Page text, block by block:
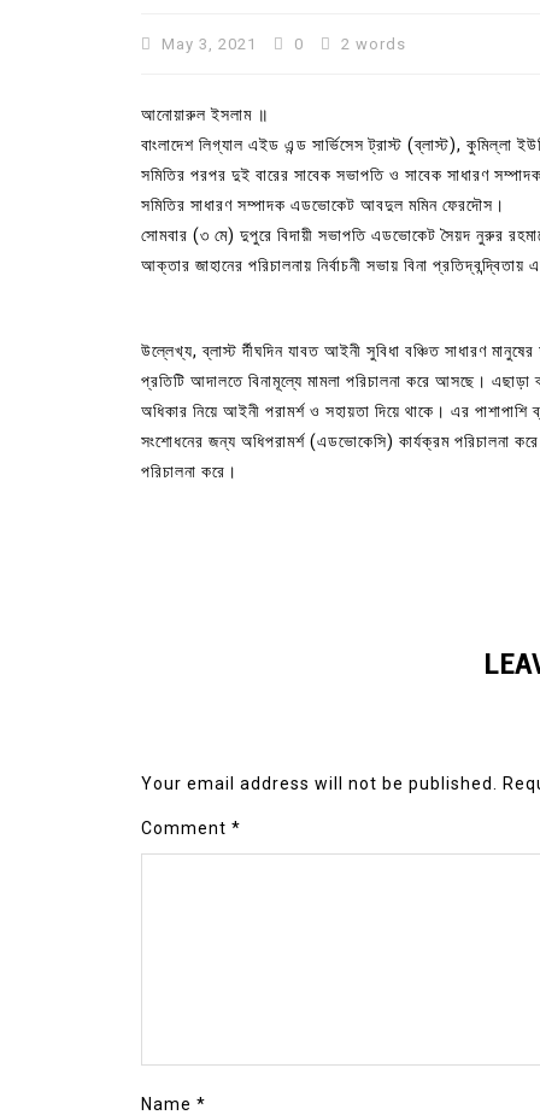
May 3, 2021 0 2 words
আনোয়ারুল ইসলাম ॥
বাংলাদেশ লিগ্যাল এইড এন্ড সার্ভিসেস ট্রাস্ট (ব্লাস্ট), কুমিল্লা
সমিতির পরপর দুই বারের সাবেক সভাপতি ও সাবেক সাধারণ
সমিতির সাধারণ সম্পাদক এডভোকেট আবদুল মমিন ফেরদৌস।
সোমবার (৩ মে) দুপুরে বিদায়ী সভাপতি এডভোকেট সৈয়দ নুরুর
আক্তার জাহানের পরিচালনায় নির্বাচনী সভায় বিনা
উল্লেখ্য, ব্লাস্ট র্দীঘদিন যাবত আইনী সুবিধা বঞ্চিত সাধারণ
প্রতিটি আদালতে বিনামূল্যে মামলা পরিচালনা করে আসছে। এছাড়া
অধিকার নিয়ে আইনী পরামর্শ ও সহায়তা দিয়ে থাকে। এর
সংশোধনের জন্য অধিপরামর্শ (এডভোকেসি) কার্যক্রম পরিচালনা
পরিচালনা করে।
Your email address will not be published.
Comment *
Name *
বরুড়ায় বলাৎকারের অভিযোগে
শিক্ষক আটক, গণপিটুনির চেষ্টায়
আহত